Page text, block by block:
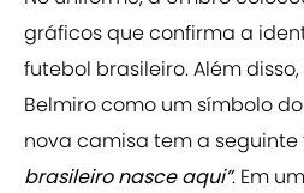
gráficos que confirma a
futebol brasileiro. Além
Belmiro como um símbolo
nova camisa tem a seguinte
brasileiro nasce aqui”. Em